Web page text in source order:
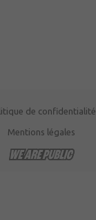
de confidentialité
Mentions légales